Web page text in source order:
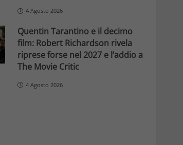
4 Agosto 2026
Quentin Tarantino e il decimo
film: Robert Richardson rivela
riprese forse nel 2027 e l’addio a
The Movie Critic
4 Agosto 2026